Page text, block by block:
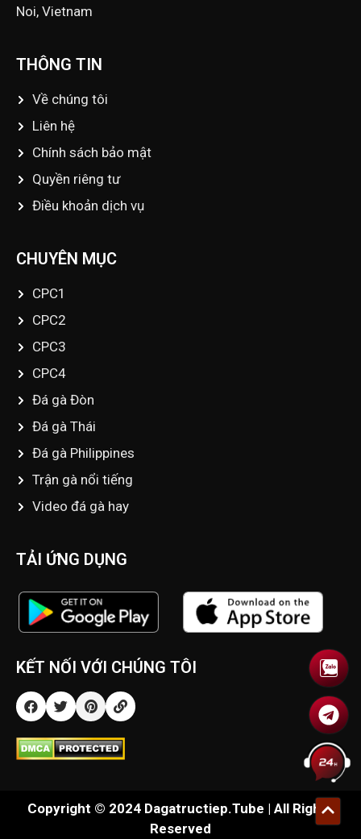
Noi, Vietnam
THÔNG TIN
Về chúng tôi
Liên hệ
Chính sách bảo mật
Quyền riêng tư
Điều khoản dịch vụ
CHUYÊN MỤC
CPC1
CPC2
CPC3
CPC4
Đá gà Đòn
Đá gà Thái
Đá gà Philippines
Trận gà nổi tiếng
Video đá gà hay
TẢI ỨNG DỤNG
KẾT NỐI VỚI CHÚNG TÔI
Copyright © 2024 Dagatructiep.Tube | All Rights
Reserved